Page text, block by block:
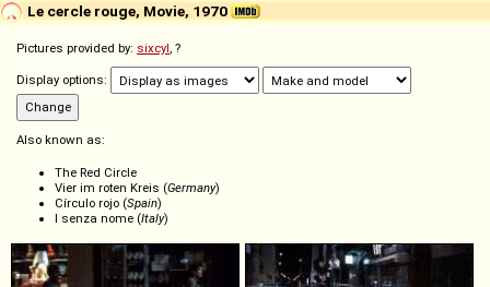
Le cercle rouge, Movie, 1970
Pictures provided by: sixcyl, ?
Display options:
Also known as:
The Red Circle
Vier im roten Kreis (Germany)
Círculo rojo (Spain)
I senza nome (Italy)